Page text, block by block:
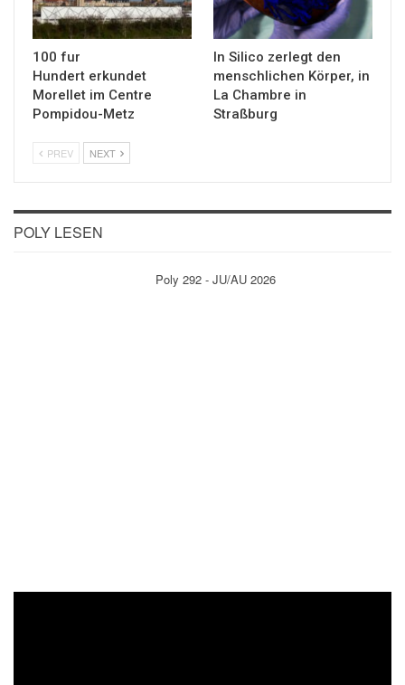
100 fur
Hundert erkundet
Morellet im Centre
Pompidou-Metz
In Silico zerlegt den
menschlichen Körper, in
La Chambre in
Straßburg
PREV NEXT
POLY LESEN
Poly 292 - JU/AU 2026